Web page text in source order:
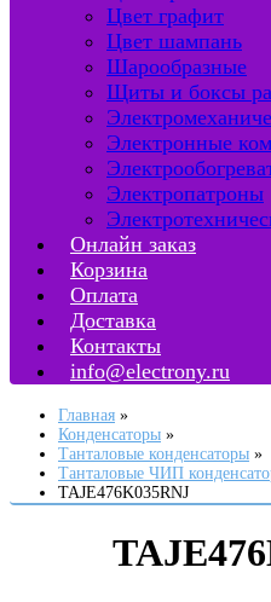
Цвет графит
Цвет шампань
Шарообразные
Щиты и боксы
Электронные
Электропатроны
Онлайн заказ
Корзина
Оплата
Доставка
Контакты
info@electrony.ru
Главная
Конденсаторы
Танталовые конденсаторы
Танталовые ЧИП
TAJE476K035RNJ